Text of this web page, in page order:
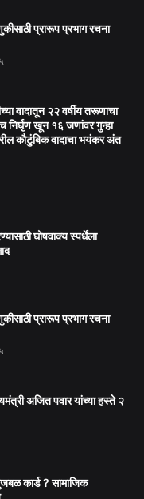
प्रारूप प्रभाग रचना
वादातून २२ वर्षीय तरूणाचा
निर्घृण खून १६ जणांवर गुन्हा
कौटुंबिक वादाचा भयंकर अंत
घोषवाक्य स्पर्धेला
प्रारूप प्रभाग रचना
अजित पवार यांच्या हस्ते २
कार्ड ? सामाजिक